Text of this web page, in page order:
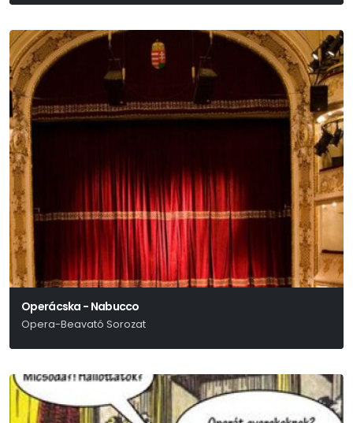
Operácska - Nabucco
Opera-Beavató Sorozat